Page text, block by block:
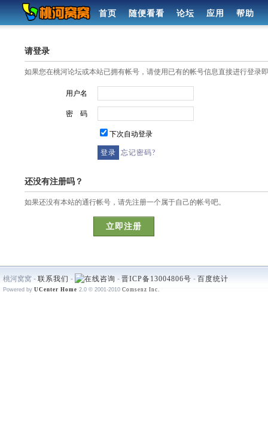
首页 随便看看 论坛 应用 帮助
请登录
如果您在桃河论坛或本站已拥有帐号，请使用已有的帐号信息直接进行登录
用户名
密 码
下次自动登录
忘记密码?
还没有注册吗？
如果还没有本站的通行帐号，请先注册一个属于自己的帐号吧。
立即注册
桃河窝窝 - 联系我们 - - 晋ICP备13004806号 - 百度统计
Powered by UCenter Home 2.0 © 2001-2010 Comsenz Inc.